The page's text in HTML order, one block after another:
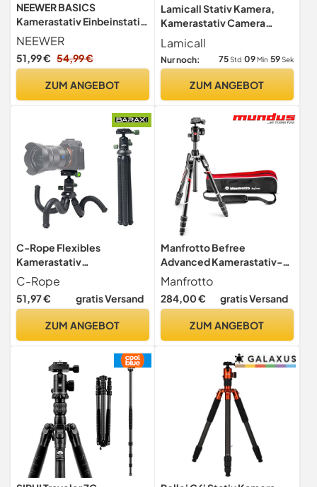
NEEWER BASICS
Kamerastativ Einbeinstativ,
77" kompaktes, leichtes
Reise DSLR Videostativ,
360°Kugelkopf Arca Typ
umkehrbare Beine und
max. Last 13 lb, TP08
NEEWER
51,99 € 54,99 €
ZUM ANGEBOT
Lamicall Stativ Kamera,
Kamerastativ Camera
Tripod, 170cm Dreibein-
Stative
Lamicall
Nur noch: 75 Std 09 Min 58Sek
ZUM ANGEBOT
C-Rope Flexibles
Kamerastativ
CREATORPOD mit 360 Grad
Kugelkopf, Traglast bis 2kg,
Arca Swiss, Kamera Stativ
C-Rope
51,97 € gratis Versand
ZUM ANGEBOT
Manfrotto Befree
Advanced Kamerastativ-
Kit, mit Twist-Verschluss,
tragbares und kompaktes
Reisestativ mit Fluidkopf,
für DSLR, Spiegelreflex,
Manfrotto
284,00 € gratis Versand
ZUM ANGEBOT